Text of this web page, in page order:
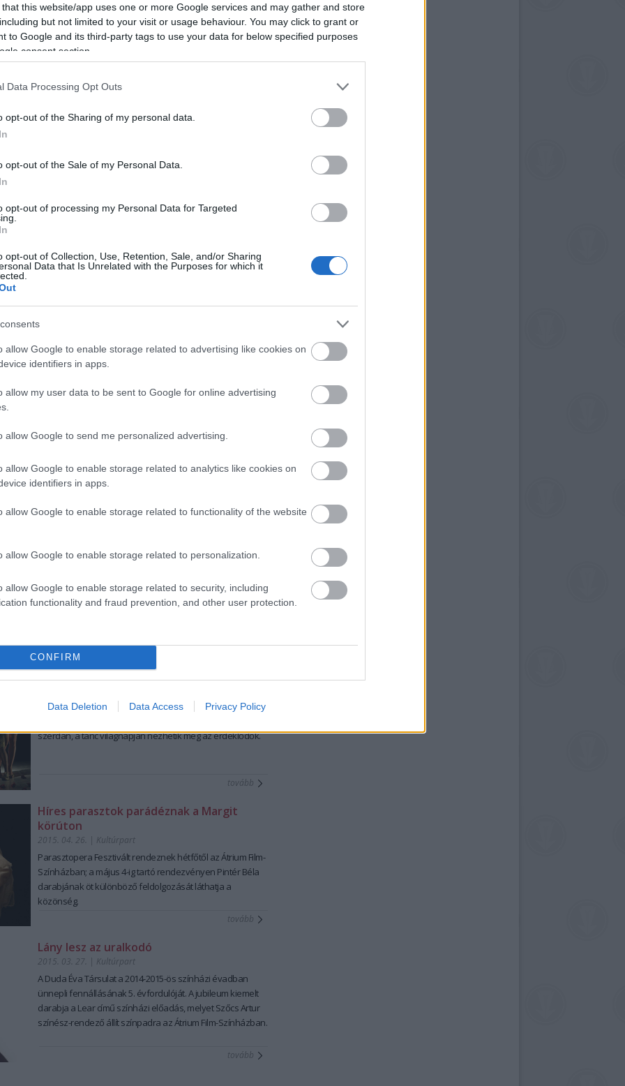
that this website/app uses one or more Google services and may gather and store
but not limited to your visit or usage behaviour. You may click to grant or
to Google and its third-party tags to use your data for below specified purposes
consent section.
Data Processing Opt Outs
opt-out of the Sharing of my personal data.
opt-out of the Sale of my Personal Data.
opt-out of processing my Personal Data for Targeted
opt-out of Collection, Use, Retention, Sale, and/or Sharing
Data that Is Unrelated with the Purposes for which it
allow Google to enable storage related to advertising like cookies on
identifiers in apps.
allow my user data to be sent to Google for online advertising
allow Google to send me personalized advertising.
allow Google to enable storage related to analytics like cookies on
identifiers in apps.
allow Google to enable storage related to functionality of the website
allow Google to enable storage related to personalization.
allow Google to enable storage related to security, including
functionality and fraud prevention, and other user protection.
CONFIRM
Data Deletion Data Access Privacy Policy
2016. 04. 22.| Kultúrpart
Április 25-én, hétfőn este 19 órától a Stabat Mater című
táncoratórium látható az Nagyvárad Táncegyüttes és a
Közép Európa Táncszínház előadásában az Ártium Film-
A színházba járók már több hónapja adakozhatnak a
Átrium Film-Színházelé, ahová nem pénzt hanemtartós
Újabb premierre készül Alföldi
Alföldi Róbert rendezi, a főbb szerepekben Hevér Gábor,
Botrányba fulladt a fővárosi színház
2015. 06. 15.|Kultúrpart
fenyegette meg Koltai Tamás kritikust,
aki nyilvánosságra
hozta a rendező üzenetét. Az Átrium Film-Színház
bizonytalan ideig levette műsoráról a Radnai rendezte
előadást.
tovább
2015. 05. 29.|Moravecz Orsolya
kórus a nézőtéren. Nem mindennapi, lényegre törő, és 45
perc után sajnáljuk, hogy vége. Tényleg mindenki Vesztes?
tovább
Fény derül a titokra: mesél a vörös kanapé
Másfél év után újra látható aFrenák Pál TársulatInTimE
szerdán, a tánc világnapján nézhetik meg az érdeklődők.
tovább
Híres parasztok parádéznak a Margit
körúton
2015. 04. 26. | Kultúrpart
Parasztopera Fesztivált rendeznek hétfőtől azÁtrium Film-
Színházban; a május 4-ig tartó rendezvényen Pintér Béla
darabjának öt különböző feldolgozását láthatja a
közönség.
tovább
Lány lesz az uralkodó
2015. 03. 27. | Kultúrpart
ADuda Éva Társulata 2014-2015-ös színházi évadban
ünnepli fennállásának 5. évfordulóját. Ajubileum kiemelt
darabja a Learcímű színházi előadás, melyet Szőcs Artur
színész-rendező állít színpadra azÁtrium Film-Színházban.
tovább